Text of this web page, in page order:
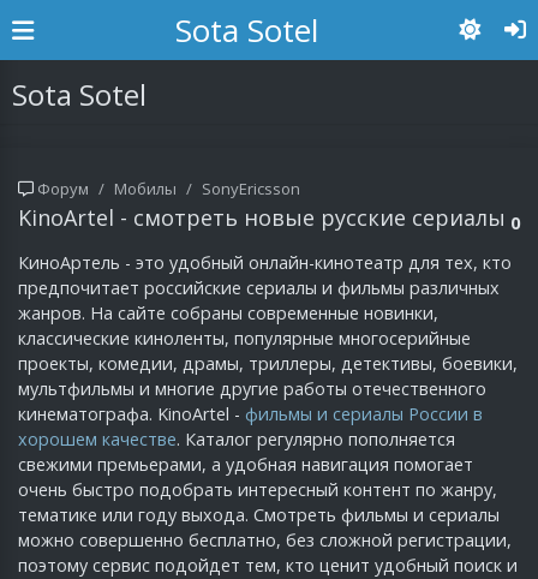
Sota Sotel
Sota Sotel
Форум Мобилы SonyEricsson
KinoArtel - смотреть новые русские сериалы 0
КиноАртель - это удобный онлайн-кинотеатр для тех, кто
предпочитает российские сериалы и фильмы различных
жанров. На сайте собраны современные новинки,
классические киноленты, популярные многосерийные
проекты, комедии, драмы, триллеры, детективы, боевики,
мультфильмы и многие другие работы отечественного
кинематографа. KinoArtel - фильмы и сериалы России в
хорошем качестве. Каталог регулярно пополняется
свежими премьерами, а удобная навигация помогает
очень быстро подобрать интересный контент по жанру,
тематике или году выхода. Смотреть фильмы и сериалы
можно совершенно бесплатно, без сложной регистрации,
поэтому сервис подойдет тем, кто ценит удобный поиск и